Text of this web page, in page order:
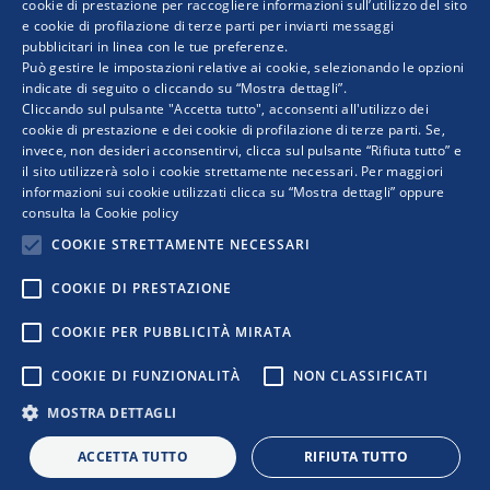
SUCCESSIVO
Prossimo
post:
Nasce “Fatto in Rete” la Rete Agrosolidale
COPYRIGHT © 2019 WWW.RETIMPRESA.IT
reti d'imprese
retimpresa@pec.retimpresa.it
| Codice fiscale 97583770587
PRIVACY|COOKIES|REGOLE D’USO DEL SITO
cookie di prestazione per raccogliere informazioni sull’utilizzo del sito
e cookie di profilazione di terze parti per inviarti messaggi
pubblicitari in linea con le tue preferenze.
Può gestire le impostazioni relative ai cookie, selezionando le opzioni
indicate di seguito o cliccando su “Mostra dettagli”.
Cliccando sul pulsante "Accetta tutto", acconsenti all'utilizzo dei
cookie di prestazione e dei cookie di profilazione di terze parti. Se,
invece, non desideri acconsentirvi, clicca sul pulsante “Rifiuta tutto” e
il sito utilizzerà solo i cookie strettamente necessari. Per maggiori
informazioni sui cookie utilizzati clicca su “Mostra dettagli” oppure
consulta la Cookie policy
COOKIE STRETTAMENTE NECESSARI
COOKIE DI PRESTAZIONE
COOKIE PER PUBBLICITÀ MIRATA
COOKIE DI FUNZIONALITÀ
NON CLASSIFICATI
MOSTRA DETTAGLI
ACCETTA TUTTO RIFIUTA TUTTO